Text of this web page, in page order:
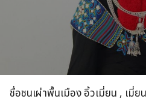
ชื่อชนเผ่าพื้นเมือง อิ้วเมี่ยน , เมี่